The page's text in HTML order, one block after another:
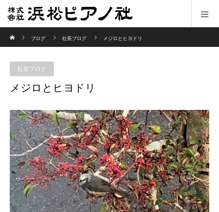
ブログ
社長ブログ メジロとヒヨドリ
社長ブログ
メジロとヒヨドリ